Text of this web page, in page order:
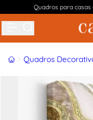
Quadros para
InícioQuadros